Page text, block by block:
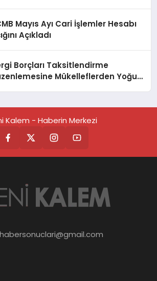
Mayıs Ayı Cari İşlemler Hesabı
Açıkladı
Borçları Taksitlendirme
Mükelleflerden Yoğun
Kalem - Haberin Merkezi
habersonuclari@gmail.com